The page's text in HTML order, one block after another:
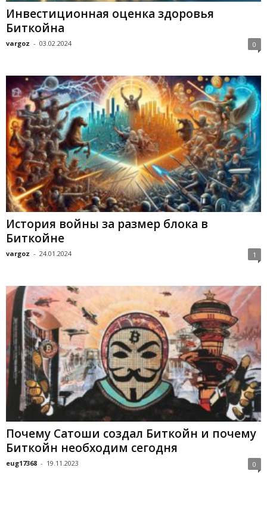
Инвестиционная оценка здоровья
Биткойна
vargoz - 03.02.2024 0
История войны за размер блока в
Биткойне
vargoz - 24.01.2024 1
Почему Сатоши создал Биткойн и почему
Биткойн необходим сегодня
eug17368 - 19.11.2023 0